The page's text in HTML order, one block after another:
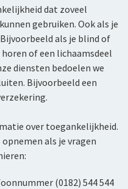
branche
beste oplossing voor
dat zoveel
gebruiken. Ook als je
als je blind of
of een lichaamsdeel
diensten bedoelen we
Bijvoorbeeld een
over toegankelijkheid.
als je vragen
(0182) 544 544